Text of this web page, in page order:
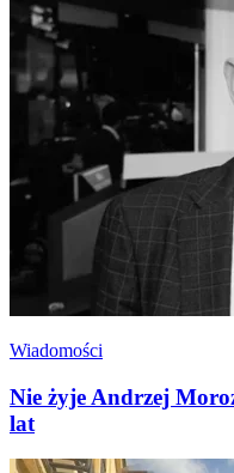
Wiadomości
Nie żyje Andrzej
lat